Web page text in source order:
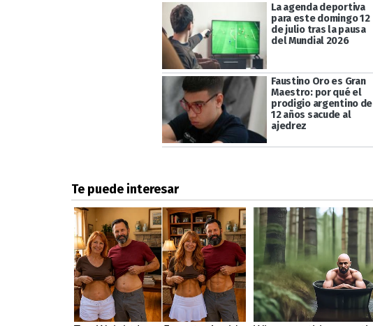
La agenda deportiva
para este domingo 12
de julio tras la pausa
del Mundial 2026
Faustino Oro es Gran
Maestro: por qué el
prodigio argentino de
12 años sacude al
ajedrez